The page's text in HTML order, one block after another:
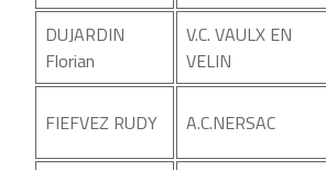
DUJARDIN
Florian
V.C. VAULX EN
VELIN
FIEFVEZ RUDY A.C.NERSAC